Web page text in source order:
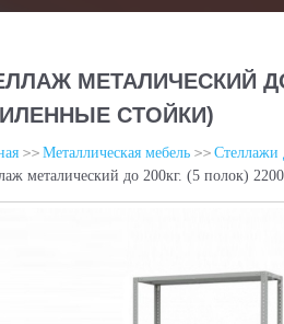
МЕТАЛИЧЕСКИЙ ДО
СТОЙКИ)
Металлическая мебель
Стеллажи
металический до 200кг. (5 полок)